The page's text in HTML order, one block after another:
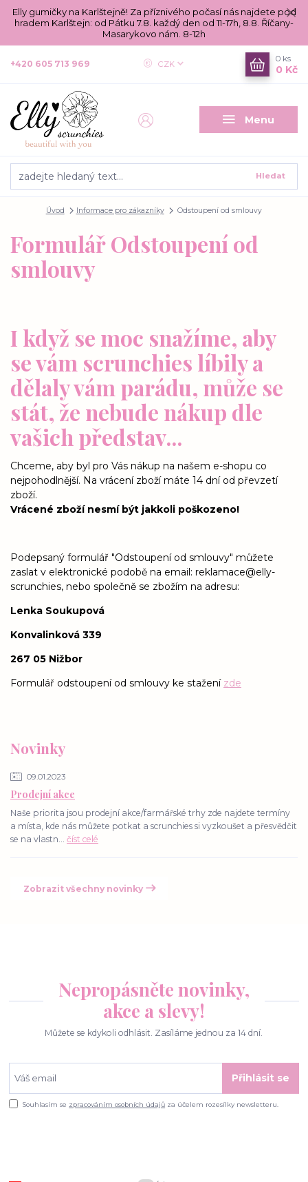
Elly gumičky na Karlštejně! Za příznivého počasí nás najdete pod
hradem Karlštejn: od Pátku 7.8. každý den od 11-17h, 8.8. Říčany-
Masarykovo nám. 8-12h
Menu
CZK
Hledat
+420 605 713 969
0 ks
0 Kč
Úvod Informace pro zákazníky Odstoupení od smlouvy
Novinky
09.01.2023
Prodejní akce
Naše priorita jsou prodejní akce/farmářské trhy zde najdete termíny
a místa, kde nás můžete potkat a scrunchies si vyzkoušet a přesvědčit
se na vlastn... číst celé
Zobrazit všechny novinky
Formulář Odstoupení od
smlouvy
I když se moc snažíme, aby
se vám scrunchies líbily a
dělaly vám parádu, může se
stát, že nebude nákup dle
vašich představ...
Chceme, aby byl pro Vás nákup na našem e-shopu co
nejpohodlnější. Na vrácení zboží máte 14 dní od převzetí
zboží.
Vrácené zboží nesmí být jakkoli poškozeno!
Podepsaný formulář "Odstoupení od smlouvy" můžete
zaslat v elektronické podobě na email: reklamace@elly-
scrunchies, nebo společně se zbožím na adresu:
Lenka Soukupová
Konvalinková 339
267 05 Nižbor
Formulář odstoupení od smlouvy ke stažení zde
Nepropásněte novinky,
akce a slevy!
Můžete se kdykoli odhlásit. Zasíláme jednou za 14 dní.
Přihlásit se
Souhlasím se zpracováním osobních údajů za účelem rozesílky newsletteru.